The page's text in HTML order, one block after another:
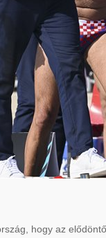
hogy az